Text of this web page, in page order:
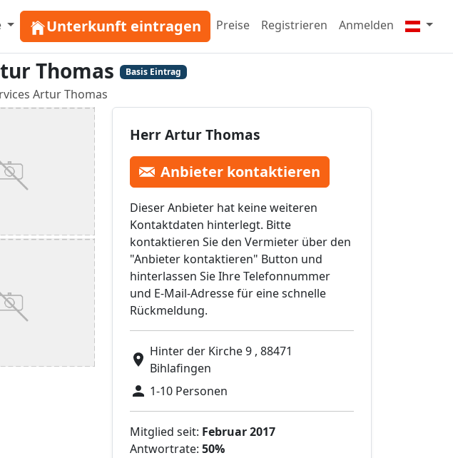
Unterkunft eintragen Preise Registrieren Anmelden
Thomas Basis Eintrag
Artur Thomas
Herr Artur Thomas
Anbieter kontaktieren
Dieser Anbieter hat keine weiteren
Kontaktdaten hinterlegt. Bitte
kontaktieren Sie den Vermieter über den
"Anbieter kontaktieren" Button und
hinterlassen Sie Ihre Telefonnummer
und E-Mail-Adresse für eine schnelle
Rückmeldung.
Hinter der Kirche 9 , 88471
Bihlafingen
1-10 Personen
Mitglied seit: Februar 2017
Antwortrate: 50%